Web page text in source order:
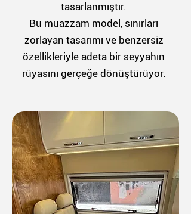
tasarlanmıştır.
Bu muazzam model, sınırları
zorlayan tasarımı ve benzersiz
özellikleriyle adeta bir seyyahın
rüyasını gerçeğe dönüştürüyor.